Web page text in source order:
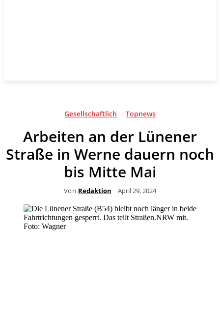
Gesellschaftlich Topnews
Arbeiten an der Lünener
Straße in Werne dauern noch
bis Mitte Mai
Von Redaktion April 29, 2024